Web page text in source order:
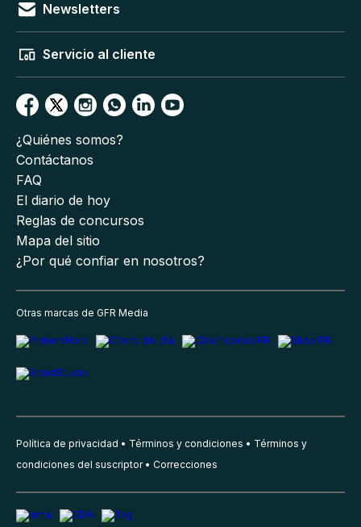
Newsletters
Servicio al cliente
¿Quiénes somos?
Contáctanos
FAQ
El diario de hoy
Reglas de concursos
Mapa del sitio
¿Por qué confiar en nosotros?
Otras marcas de GFR Media
Política de privacidad Términos y condiciones
Términos y
condiciones del suscriptor
Correcciones